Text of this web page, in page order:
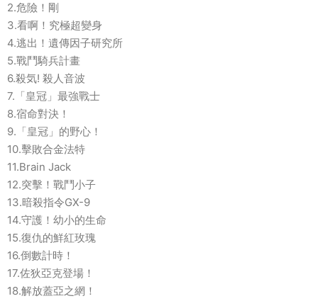
2.危險！剛
3.看啊！究極超變身
4.逃出！遺傳因子研究所
5.戰鬥騎兵計畫
6.殺気! 殺人音波
7.「皇冠」最強戰士
8.宿命對決！
9.「皇冠」的野心！
10.擊敗合金法特
11.Brain Jack
12.突擊！戰鬥小子
13.暗殺指令GX-9
14.守護！幼小的生命
15.復仇的鮮紅玫瑰
16.倒數計時！
17.佐狄亞克登場！
18.解放蓋亞之網！